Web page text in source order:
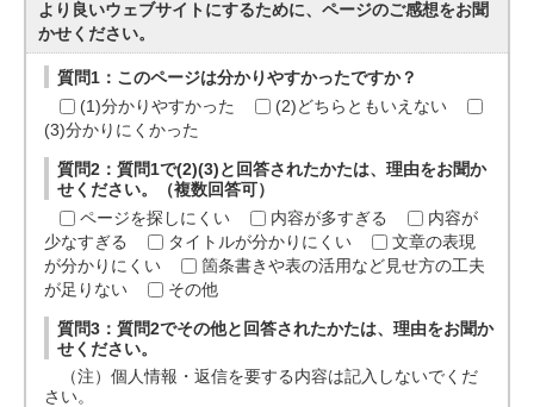
より良いウェブサイトにするために、ページのご感想をお聞
かせください。
質問1：このページは分かりやすかったですか？
(1)分かりやすかった
(2)どちらともいえない
(3)分かりにくかった
質問2：質問1で(2)(3)と回答されたかたは、理由をお聞か
せください。（複数回答可）
ページを探しにくい
内容が多すぎる
内容が
少なすぎる
タイトルが分かりにくい
文章の表現
が分かりにくい
箇条書きや表の活用など見せ方の工夫
が足りない
その他
質問3：質問2でその他と回答されたかたは、理由をお聞か
せください。
（注）個人情報・返信を要する内容は記入しないでくだ
さい。